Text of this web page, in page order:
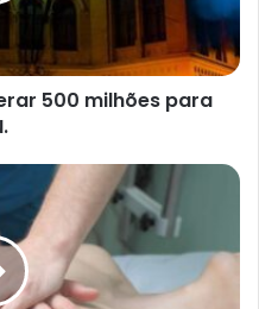
500 milhões para